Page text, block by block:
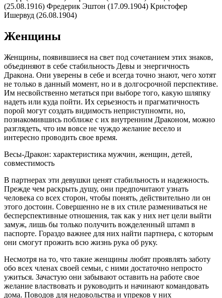
(25.08.1916) Фредерик Эштон (17.09.1904) Кристофер
Ишервуд (26.08.1904)
Женщины
Женщины, появившиеся на свет под сочетанием этих знаков,
объединяют в себе стабильность Девы и энергичность
Дракона. Они уверены в себе и всегда точно знают, чего хотят
не только в данный момент, но и в долгосрочной перспективе.
Им несвойственно метаться при выборе того, какую шляпку
надеть или куда пойти. Их серьезность и прагматичность
порой могут создать видимость неприступномти, но,
познакомившись поближе с их внутренним Драконом, можно
разглядеть, что им вовсе не чуждо желание весело и
интересно проводить свое время.
Весы-Дракон: характеристика мужчин, женщин, детей,
совместимость
В партнерах эти девушки ценят стабильность и надежность.
Прежде чем раскрыть душу, они предпочитают узнать
человека со всех сторон, чтобы понять, действительно ли он
этого достоин. Совершенно не в их стиле размениваться не
бесперспективные отношения, так как у них нет цели выйти
замуж, лишь бы только получить вожделенный штамп в
паспорте. Гораздо важнее для них найти партнера, с которым
они смогут прожить всю жизнь рука об руку.
Несмотря на то, что такие женщины любят проявлять заботу
обо всех членах своей семьи, с ними достаточно непросто
ужиться. Зачастую они забывают оставить на работе свое
желание властвовать и руководить и начинают командовать
дома. Поводов для недовольства и упреков у них